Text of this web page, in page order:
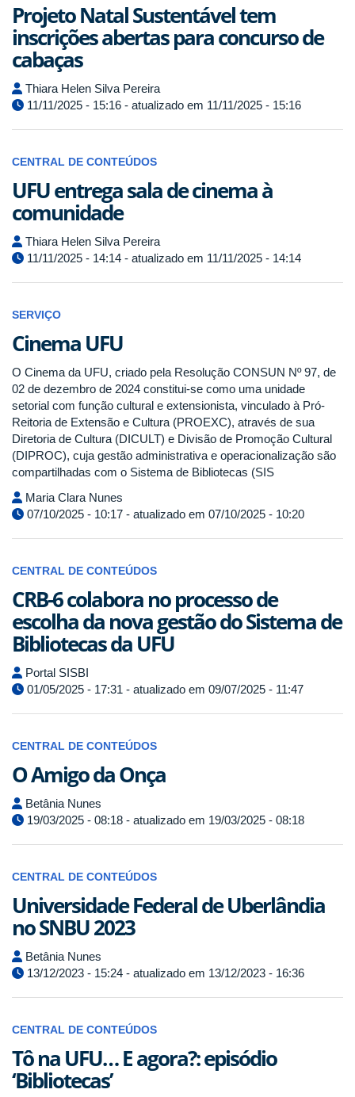
Projeto Natal Sustentável tem
inscrições abertas para concurso de
cabaças
Thiara Helen Silva Pereira
11/11/2025 - 15:16 - atualizado em 11/11/2025 - 15:16
CENTRAL DE CONTEÚDOS
UFU entrega sala de cinema à
comunidade
Thiara Helen Silva Pereira
11/11/2025 - 14:14 - atualizado em 11/11/2025 - 14:14
SERVIÇO
Cinema UFU
O Cinema da UFU, criado pela Resolução CONSUN Nº 97, de
02 de dezembro de 2024 constitui-se como uma unidade
setorial com função cultural e extensionista, vinculado à Pró-
Reitoria de Extensão e Cultura (PROEXC), através de sua
Diretoria de Cultura (DICULT) e Divisão de Promoção Cultural
(DIPROC), cuja gestão administrativa e operacionalização são
compartilhadas com o Sistema de Bibliotecas (SIS
Maria Clara Nunes
07/10/2025 - 10:17 - atualizado em 07/10/2025 - 10:20
CENTRAL DE CONTEÚDOS
CRB-6 colabora no processo de
escolha da nova gestão do Sistema de
Bibliotecas da UFU
Portal SISBI
01/05/2025 - 17:31 - atualizado em 09/07/2025 - 11:47
CENTRAL DE CONTEÚDOS
O Amigo da Onça
Betânia Nunes
19/03/2025 - 08:18 - atualizado em 19/03/2025 - 08:18
CENTRAL DE CONTEÚDOS
Universidade Federal de Uberlândia
no SNBU 2023
Betânia Nunes
13/12/2023 - 15:24 - atualizado em 13/12/2023 - 16:36
CENTRAL DE CONTEÚDOS
Tô na UFU… E agora?: episódio
‘Bibliotecas’